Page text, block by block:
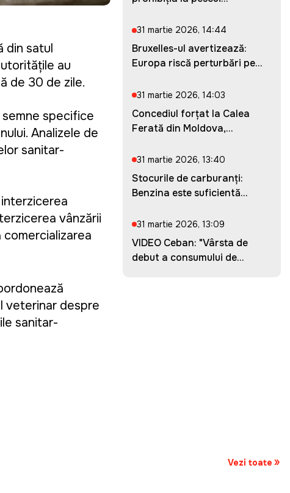
din satul
au
de 30 de zile.
specifice
Analizele de
sanitar-
vânzării
veterinar despre
sanitar-
31 martie 2026, 14:44
Bruxelles-ul avertizează:
Europa riscă perturbări pe...
31 martie 2026, 14:03
Concediul forțat la Calea
Ferată din Moldova,
31 martie 2026, 13:40
Stocurile de carburanți:
Benzina este suficientă
31 martie 2026, 13:09
VIDEO Ceban: "Vârsta de
debut a consumului de
Vezi toate